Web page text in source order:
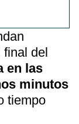
final del
en las
minutos
tiempo